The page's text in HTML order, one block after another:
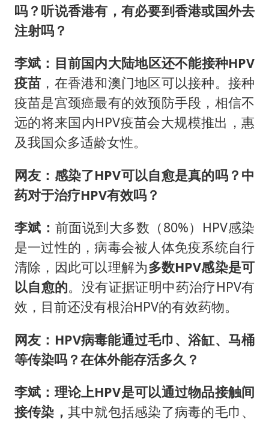
吗？听说香港有，有必要到香港或国外去
注射吗？
李斌：目前国内大陆地区还不能接种HPV
疫苗 ，在香港和澳门地区可以接种。接种
疫苗是宫颈癌最有的效预防手段，相信不
远的将来国内HPV疫苗会大规模推出，惠
及我国众多适龄女性。
网友：感染了HPV可以自愈是真的吗？中
药对于治疗HPV有效吗？
李斌： 前面说到大多数（80%）HPV感染
是一过性的，病毒会被人体免疫系统自行
清除，因此可以理解为多数HPV感染是可
以自愈的。没有证据证明中药治疗HPV有
效，目前还没有根治HPV的有效药物。
网友：HPV病毒能通过毛巾、浴缸、马桶
等传染吗？在体外能存活多久？
李斌：理论上HPV是可以通过物品接触间
接传染， 其中就包括感染了病毒的毛巾、